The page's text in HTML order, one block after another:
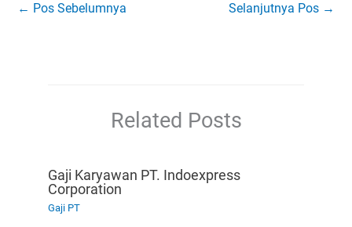
← Pos Sebelumnya Selanjutnya Pos →
Related Posts
Gaji Karyawan PT. Indoexpress
Corporation
Gaji PT